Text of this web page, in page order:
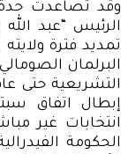
وقد تصاعدت حدة
الرئيس “عبد
تمديد فترة
البرلمان
انتخابات غير
الحكومة